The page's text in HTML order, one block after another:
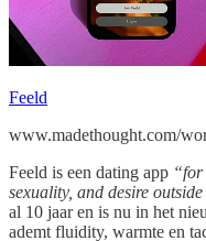
Feeld
www.madethought.com/
Feeld is een dating app “for
sexuality, and desire
al 10 jaar en is nu in het
ademt fluidity, warmte en